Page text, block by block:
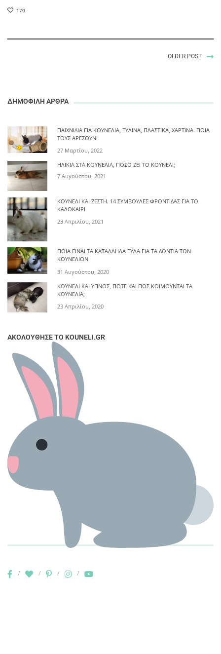
170
OLDER POST
ΔΗΜΟΦΙΛΗ ΑΡΘΡΑ
ΠΑΙΧΝΊΔΙΑ ΓΙΑ ΚΟΥΝΈΛΙΑ, ΞΎΛΙΝΑ, ΠΛΑΣΤΙΚΆ, ΧΆΡΤΙΝΑ. ΠΟΙΑ
ΤΟΥΣ ΑΡΈΣΟΥΝ!
27 Μαρτίου, 2022
ΗΛΙΚΊΑ ΣΤΑ ΚΟΥΝΈΛΙΑ, ΠΌΣΟ ΖΕΙ ΤΟ ΚΟΥΝΈΛΙ;
7 Αυγούστου, 2021
ΚΟΥΝΈΛΙ ΚΑΙ ΖΈΣΤΗ. 14 ΣΥΜΒΟΥΛΈΣ ΦΡΟΝΤΊΔΑΣ ΓΙΑ ΤΟ
ΚΑΛΟΚΑΊΡΙ
23 Απριλίου, 2021
ΠΟΙΑ ΕΊΝΑΙ ΤΑ ΚΑΤΆΛΛΗΛΑ ΞΎΛΑ ΓΙΑ ΤΑ ΔΌΝΤΙΑ ΤΩΝ
ΚΟΥΝΕΛΙΏΝ
31 Αυγούστου, 2020
ΚΟΥΝΈΛΙ ΚΑΙ ΎΠΝΟΣ, ΠΌΤΕ ΚΑΙ ΠΩΣ ΚΟΙΜΟΎΝΤΑΙ ΤΑ
ΚΟΥΝΈΛΙΑ;
23 Απριλίου, 2020
ΑΚΟΛΟΥΘΗΣΕ ΤΟ KOUNELI.GR